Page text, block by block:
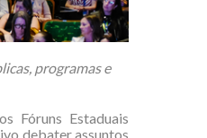
programas e
Fóruns Estaduais
debater assuntos